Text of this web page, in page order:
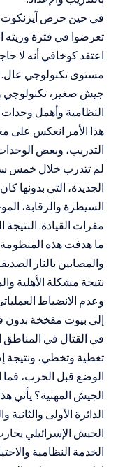
في حين حرص آيزنكوت
تعرضوا في فترة وريثه
اعتقد كوخافي أنه لا
مستوى تكنولوجي عال.
جيش صغير، تكنولوجي
النظامية وأهمل وحدات
هذا الأمر انعكس على
التدريب، وبعض
لم تتدرب خلال خمس
الجديدة، التي بدونها
السيطرة والرقابة،
مقرات القيادة.
ما هدفت هذه المنظومة
والمصابين بالنار
نتيجة مشكلة الأهلية
وعدم الانضباط
إلى بيوت مفخخة
في القتال في المناطق
تغطية وتخطي، ونتيجة
الوضع قبل الحرب، فما
الجيش المهنية؟ يأتي
الدائرة الأولى والثانية
الجيش الإسرائيلي
الخدمة النظامية